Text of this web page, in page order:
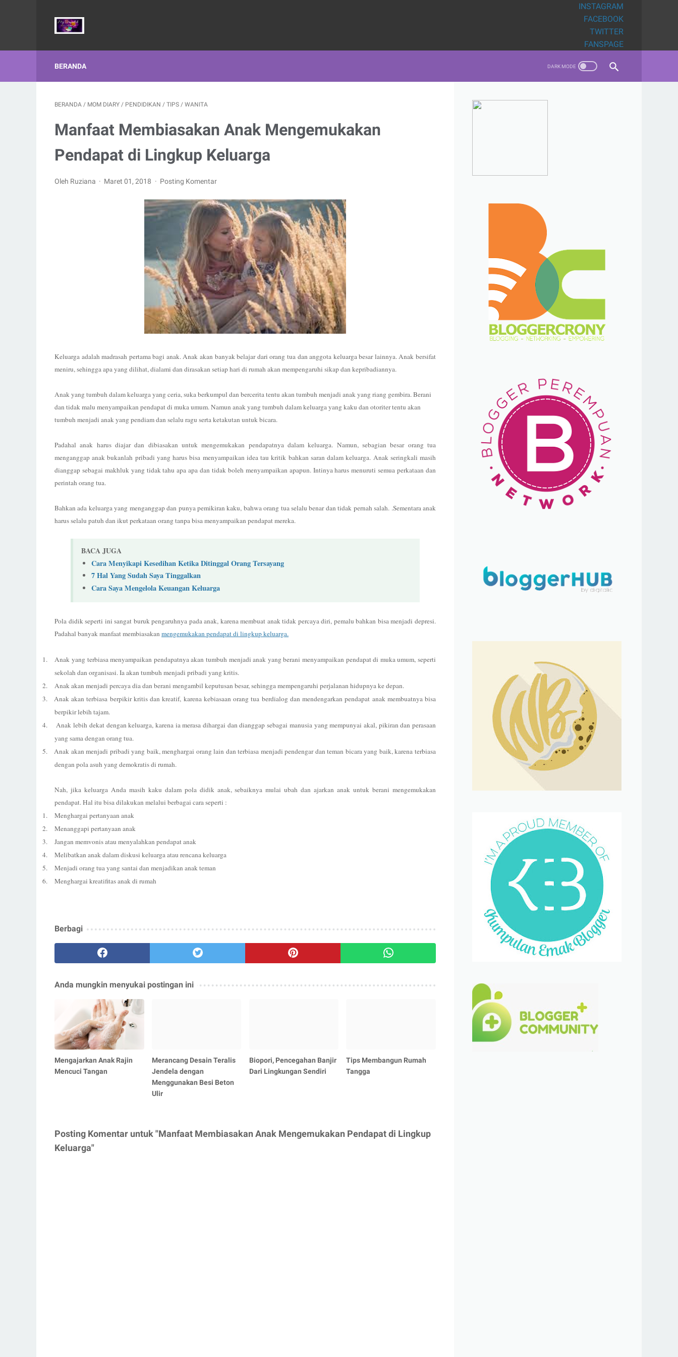
INSTAGRAM
FACEBOOK
TWITTER
FANSPAGE
BERANDA
BERANDA / MOM DIARY / PENDIDIKAN / TIPS / WANITA
Manfaat Membiasakan Anak Mengemukakan
Pendapat di Lingkup Keluarga
Oleh Ruziana Maret 01, 2018 Posting Komentar
Keluarga adalah madrasah pertama bagi anak. Anak akan banyak belajar dari orang tua dan anggota keluarga besar lainnya. Anak bersifat
meniru, sehingga apa yang dilihat, dialami dan dirasakan setiap hari di rumah akan mempengaruhi sikap dan kepribadiannya.
Anak yang tumbuh dalam keluarga yang ceria, suka berkumpul dan bercerita tentu akan tumbuh menjadi anak yang riang gembira. Berani
dan tidak malu menyampaikan pendapat di muka umum. Namun anak yang tumbuh dalam keluarga yang kaku dan otoriter tentu akan
tumbuh menjadi anak yang pendiam dan selalu ragu serta ketakutan untuk bicara.
Padahal anak harus diajar dan dibiasakan untuk mengemukakan pendapatnya dalam keluarga. Namun, sebagian besar orang tua
menganggap anak bukanlah pribadi yang harus bisa menyampaikan idea tau kritik bahkan saran dalam keluarga. Anak seringkali masih
dianggap sebagai makhluk yang tidak tahu apa apa dan tidak boleh menyampaikan apapun. Intinya harus menuruti semua perkataan dan
perintah orang tua.
Bahkan ada keluarga yang menganggap dan punya pemikiran kaku, bahwa orang tua selalu benar dan tidak pernah salah. .Sementara anak
harus selalu patuh dan ikut perkataan orang tanpa bisa menyampaikan pendapat mereka.
BACA JUGA
Cara Menyikapi Kesedihan Ketika Ditinggal Orang Tersayang
7 Hal Yang Sudah Saya Tinggalkan
Cara Saya Mengelola Keuangan Keluarga
Pola didik seperti ini sangat buruk pengaruhnya pada anak, karena membuat anak tidak percaya diri, pemalu bahkan bisa menjadi depresi.
Padahal banyak manfaat membiasakan mengemukakan pendapat di lingkup keluarga.
1.
Anak yang terbiasa menyampaikan pendapatnya akan tumbuh menjadi anak yang berani menyampaikan pendapat di muka umum, seperti
sekolah dan organisasi. Ia akan tumbuh menjadi pribadi yang kritis.
2.
Anak akan menjadi percaya dia dan berani mengambil keputusan besar, sehingga mempengaruhi perjalanan hidupnya ke depan.
3.
Anak akan terbiasa berpikir kritis dan kreatif, karena kebiasaan orang tua berdialog dan mendengarkan pendapat anak membuatnya bisa
berpikir lebih tajam.
4.
Anak lebih dekat dengan keluarga, karena ia merasa dihargai dan dianggap sebagai manusia yang mempunyai akal, pikiran dan perasaan
yang sama dengan orang tua.
5.
Anak akan menjadi pribadi yang baik, menghargai orang lain dan terbiasa menjadi pendengar dan teman bicara yang baik, karena terbiasa
dengan pola asuh yang demokratis di rumah.
Nah, jika keluarga Anda masih kaku dalam pola didik anak, sebaiknya mulai ubah dan ajarkan anak untuk berani mengemukakan
pendapat. Hal itu bisa dilakukan melalui berbagai cara seperti :
1.
Menghargai pertanyaan anak
2.
Menanggapi pertanyaan anak
3.
Jangan memvonis atau menyalahkan pendapat anak
4.
Melibatkan anak dalam diskusi keluarga atau rencana keluarga
5.
Menjadi orang tua yang santai dan menjadikan anak teman
6.
Menghargai kreatifitas anak di rumah
Berbagi
Anda mungkin menyukai postingan ini
Mengajarkan Anak Rajin
Mencuci Tangan
Merancang Desain Teralis
Jendela dengan
Menggunakan Besi Beton
Ulir
Biopori, Pencegahan Banjir
Dari Lingkungan Sendiri
Tips Membangun Rumah
Tangga
Posting Komentar untuk "Manfaat Membiasakan Anak Mengemukakan Pendapat di Lingkup
Keluarga"